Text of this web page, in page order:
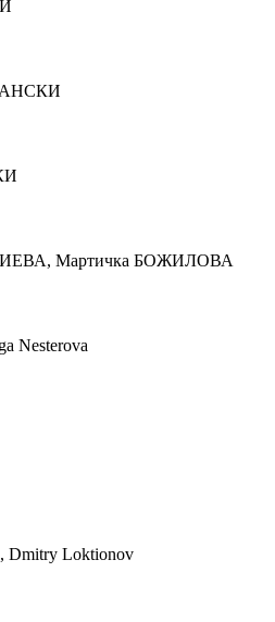
Мартичка БОЖИЛОВА
Nesterova
Dmitry Loktionov